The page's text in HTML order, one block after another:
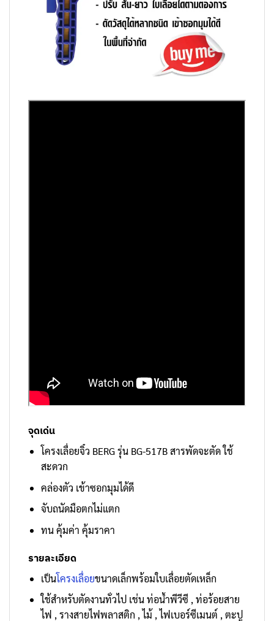
จุดเด่น
โครงเลื่อยจิ๋ว BERGรุ่น BG-517Bสารพัดจะตัด ใช้
สะดวก
คล่องตัว เข้าซอกมุมได้ดี
จับถนัดมือตกไม่แตก
ทน คุ้มค่า คุ้มราคา
รายละเอียด
เป็นโครงเลื่อยขนาดเล็กพร้อมใบเลื่อยตัดเหล็ก
ใช้สำหรับตัดงานทั่วไป เช่น ท่อน้ำพีวีซี , ท่อร้อยสาย
ไฟ , รางสายไฟพลาสติก , ไม้ , ไฟเบอร์ซีเมนต์ , ตะปู